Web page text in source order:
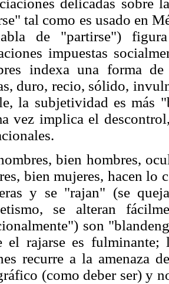
tal como es usado en
de "partirse")
impuestas
indexa una forma
duro, recio, sólido,
la subjetividad es más
vez implica el
bien hombres,
bien mujeres, hacen lo
y se "rajan" (se
se alteran
son
el rajarse es
recurre a la amenaza
(como deber ser) y